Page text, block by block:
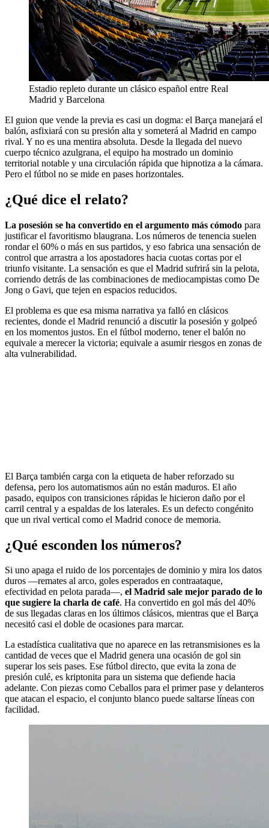
Estadio repleto durante un clásico español entre Real
Madrid y Barcelona
El guion que vende la previa es casi un dogma: el Barça manejará el
balón, asfixiará con su presión alta y someterá al Madrid en campo
rival. Y no es una mentira absoluta. Desde la llegada del nuevo
cuerpo técnico azulgrana, el equipo ha mostrado un dominio
territorial notable y una circulación rápida que hipnotiza a la cámara.
Pero el fútbol no se mide en pases horizontales.
¿Qué dice el relato?
La posesión se ha convertido en el argumento más cómodo para
justificar el favoritismo blaugrana. Los números de tenencia suelen
rondar el 60% o más en sus partidos, y eso fabrica una sensación de
control que arrastra a los apostadores hacia cuotas cortas por el
triunfo visitante. La sensación es que el Madrid sufrirá sin la pelota,
corriendo detrás de las combinaciones de mediocampistas como De
Jong o Gavi, que tejen en espacios reducidos.
El problema es que esa misma narrativa ya falló en clásicos
recientes, donde el Madrid renunció a discutir la posesión y golpeó
en los momentos justos. En el fútbol moderno, tener el balón no
equivale a merecer la victoria; equivale a asumir riesgos en zonas de
alta vulnerabilidad.
El Barça también carga con la etiqueta de haber reforzado su
defensa, pero los automatismos aún no están maduros. El año
pasado, equipos con transiciones rápidas le hicieron daño por el
carril central y a espaldas de los laterales. Es un defecto congénito
que un rival vertical como el Madrid conoce de memoria.
¿Qué esconden los números?
Si uno apaga el ruido de los porcentajes de dominio y mira los datos
duros —remates al arco, goles esperados en contraataque,
efectividad en pelota parada—, el Madrid sale mejor parado de lo
que sugiere la charla de café. Ha convertido en gol más del 40%
de sus llegadas claras en los últimos clásicos, mientras que el Barça
necesitó casi el doble de ocasiones para marcar.
La estadística cualitativa que no aparece en las retransmisiones es la
cantidad de veces que el Madrid genera una ocasión de gol sin
superar los seis pases. Ese fútbol directo, que evita la zona de
presión culé, es kriptonita para un sistema que defiende hacia
adelante. Con piezas como Ceballos para el primer pase y delanteros
que atacan el espacio, el conjunto blanco puede saltarse líneas con
facilidad.